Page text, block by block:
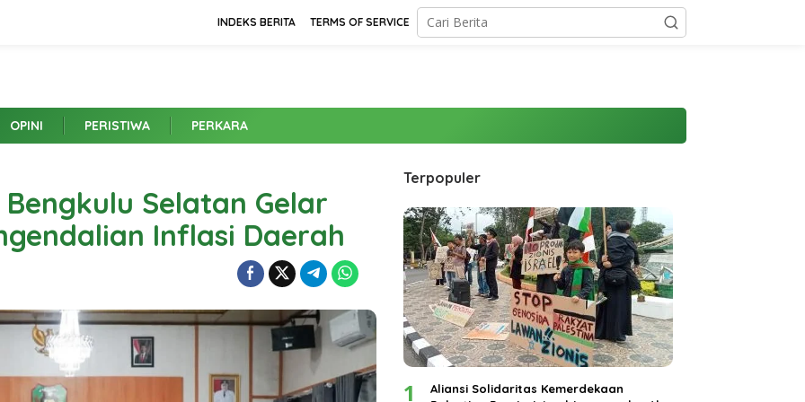
INDEKS BERITA TERMS OF SERVICE
OPINI PERISTIWA PERKARA
Selatan Gelar
Inflasi Daerah
Terpopuler
1
Aliansi Solidaritas Kemerdekaan